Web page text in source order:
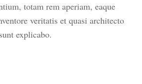
totam rem aperiam, eaque
veritatis et quasi architecto
explicabo.